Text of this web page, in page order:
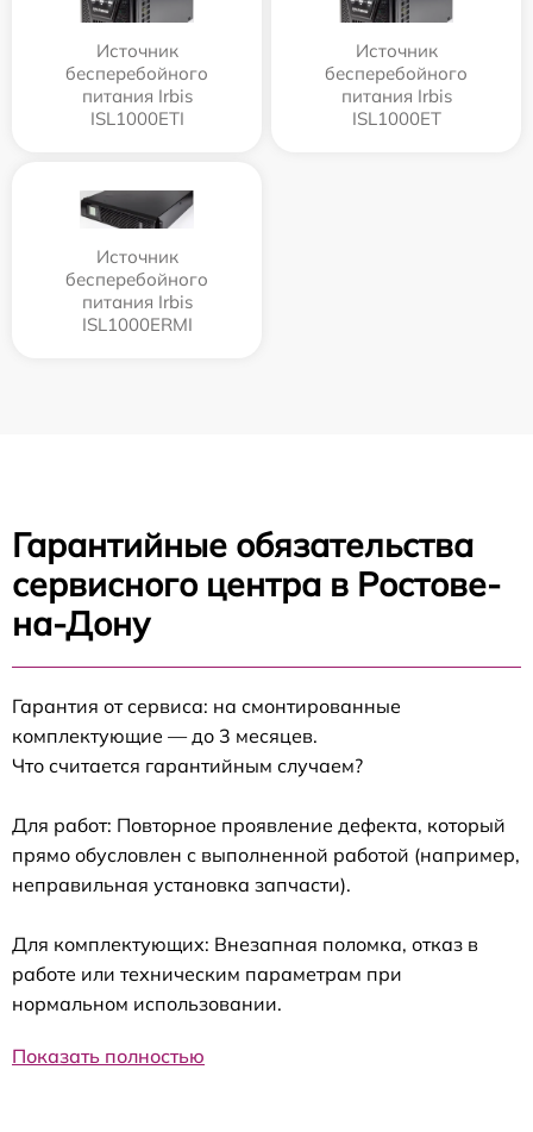
Источник
бесперебойного
питания Irbis
ISL1000ETI
Источник
бесперебойного
питания Irbis
ISL1000ET
Источник
бесперебойного
питания Irbis
ISL1000ERMI
Гарантийные обязательства
сервисного центра в Ростове-
на-Дону
Гарантия от сервиса: на смонтированные
комплектующие — до 3 месяцев.
Что считается гарантийным случаем?
Для работ: Повторное проявление дефекта, который
прямо обусловлен с выполненной работой (например,
неправильная установка запчасти).
Для комплектующих: Внезапная поломка, отказ в
работе или техническим параметрам при
нормальном использовании.
Показать полностью